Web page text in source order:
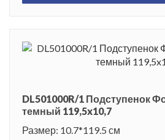
DL501000R/1 Подступенок
темный 119,5x10,7
Размер: 10.7*119.5 см